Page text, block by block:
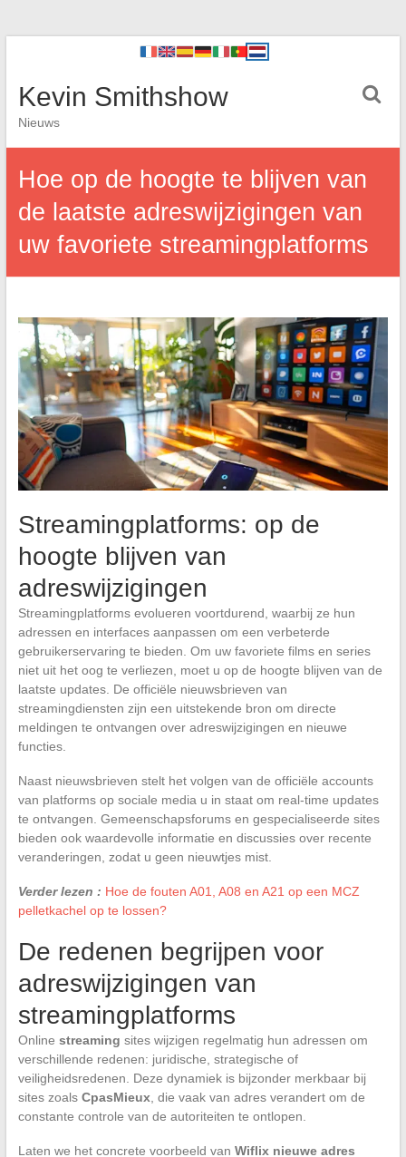
Kevin Smithshow
Nieuws
Hoe op de hoogte te blijven van
de laatste adreswijzigingen van
uw favoriete streamingplatforms
Streamingplatforms: op de
hoogte blijven van
adreswijzigingen
Streamingplatforms evolueren voortdurend, waarbij ze hun
adressen en interfaces aanpassen om een verbeterde
gebruikerservaring te bieden. Om uw favoriete films en series
niet uit het oog te verliezen, moet u op de hoogte blijven van de
laatste updates. De officiële nieuwsbrieven van
streamingdiensten zijn een uitstekende bron om directe
meldingen te ontvangen over adreswijzigingen en nieuwe
functies.
Naast nieuwsbrieven stelt het volgen van de officiële accounts
van platforms op sociale media u in staat om real-time updates
te ontvangen. Gemeenschapsforums en gespecialiseerde sites
bieden ook waardevolle informatie en discussies over recente
veranderingen, zodat u geen nieuwtjes mist.
Verder lezen : Hoe de fouten A01, A08 en A21 op een MCZ
pelletkachel op te lossen?
De redenen begrijpen voor
adreswijzigingen van
streamingplatforms
Online streaming sites wijzigen regelmatig hun adressen om
verschillende redenen: juridische, strategische of
veiligheidsredenen. Deze dynamiek is bijzonder merkbaar bij
sites zoals CpasMieux, die vaak van adres verandert om de
constante controle van de autoriteiten te ontlopen.
Laten we het concrete voorbeeld van Wiflix nieuwe adres